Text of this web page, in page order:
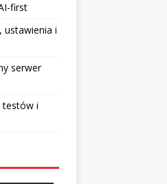
first
ustawienia i
serwer
testów i